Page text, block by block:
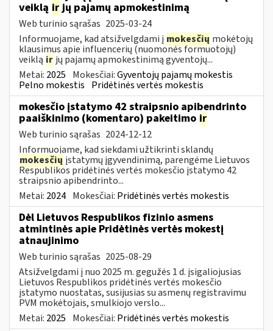
veiklą irjų pajamų apmokestinimą
Web turinio sąrašas 2025-03-24
Informuojame, kad atsižvelgdami į mokesčių mokėtojų
klausimus apie influencerių (nuomonės formuotojų)
veiklą ir jų pajamų apmokestinimą gyventojų...
Metai: 2025 Mokesčiai:Gyventojų pajamų mokestis
Pelno mokestis Pridėtinės vertės mokestis
mokesčio įstatymo 42 straipsnio apibendrinto
paaiškinimo (komentaro) pakeitimo ir
Web turinio sąrašas 2024-12-12
Informuojame, kad siekdami užtikrinti sklandų
mokesčių įstatymų įgyvendinimą, parengėme Lietuvos
Respublikos pridėtinės vertės mokesčio įstatymo 42
straipsnio apibendrinto...
Metai: 2024 Mokesčiai: Pridėtinės vertės mokestis
Dėl Lietuvos Respublikos fizinio asmens
atmintinės apie Pridėtinės vertės mokestį
atnaujinimo
Web turinio sąrašas 2025-08-29
Atsižvelgdami į nuo 2025 m. gegužės 1 d. įsigaliojusias
Lietuvos Respublikos pridėtinės vertės mokesčio
įstatymo nuostatas, susijusias su asmenų registravimu
PVM mokėtojais, smulkiojo verslo...
Metai: 2025 Mokesčiai: Pridėtinės vertės mokestis